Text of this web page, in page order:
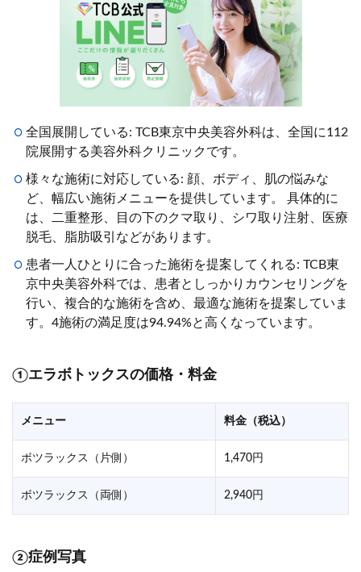
全国展開している: TCB東京中央美容外科は、全国に112
院展開する美容外科クリニックです。
様々な施術に対応している: 顔、ボディ、肌の悩みな
ど、幅広い施術メニューを提供しています。 具体的に
は、二重整形、目の下のクマ取り、シワ取り注射、医療
脱毛、脂肪吸引などがあります。
患者一人ひとりに合った施術を提案してくれる: TCB東
京中央美容外科では、患者としっかりカウンセリングを
行い、複合的な施術を含め、最適な施術を提案していま
す。4施術の満足度は94.94%と高くなっています。
①エラボトックスの価格・料金
メニュー 料金（税込）
ボツラックス（片側） 1,470円
ボツラックス（両側） 2,940円
②症例写真